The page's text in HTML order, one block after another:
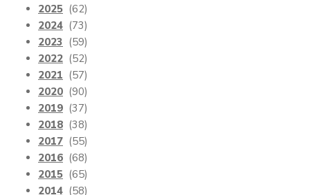
2025 (62)
2024 (73)
2023 (59)
2022 (52)
2021 (57)
2020 (90)
2019 (37)
2018 (38)
2017 (55)
2016 (68)
2015 (65)
2014 (58)